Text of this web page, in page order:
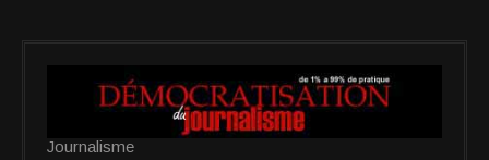
Journalisme